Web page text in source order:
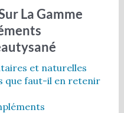
La Gamme
et naturelles
que faut-il en retenir